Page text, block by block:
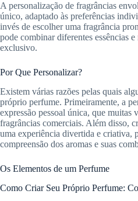
A personalização de fragrâncias
único, adaptado às preferências
invés de escolher uma fragrância
pode combinar diferentes essências
exclusivo.
Por Que Personalizar?
Existem várias razões pelas quais
próprio perfume. Primeiramente, a
expressão pessoal única, que muitas
fragrâncias comerciais. Além disso,
uma experiência divertida e criativa,
compreensão dos aromas e suas
Os Elementos de um Perfume
Como Criar Seu Próprio Perfume: